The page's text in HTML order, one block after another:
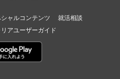
シャルコンテンツ
就活相談
アユーザーガイド